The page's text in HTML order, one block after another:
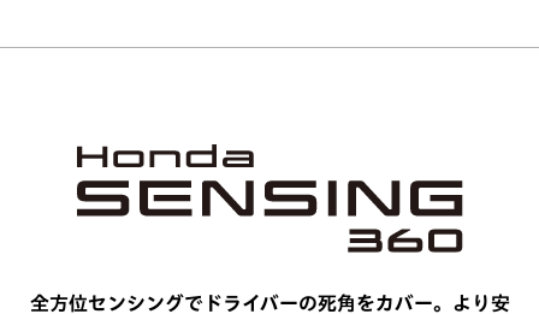
全方位センシングでドライバーの死角をカバー。 より安